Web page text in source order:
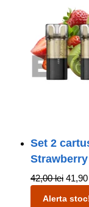
Set 2
42,00lei 41,90
Alerta